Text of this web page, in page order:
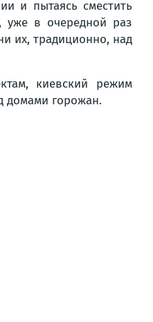
и пытаясь сместить
уже в очередной раз
их, традиционно, над
киевский режим
домами горожан.